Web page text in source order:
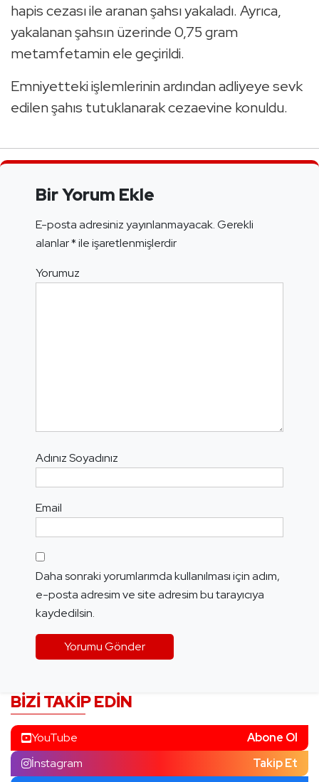
hapis cezası ile aranan şahsı yakaladı. Ayrıca,
yakalanan şahsın üzerinde 0,75 gram
metamfetamin ele geçirildi.
Emniyetteki işlemlerinin ardından adliyeye sevk
edilen şahıs tutuklanarak cezaevine konuldu.
Bir Yorum Ekle
E-posta adresiniz yayınlanmayacak.Gerekli
alanlar*ile işaretlenmişlerdir
Yorumuz
Adınız Soyadınız
Email
Daha sonraki yorumlarımda kullanılması için adım,
e-posta adresim ve site adresim bu tarayıcıya
kaydedilsin.
BIZI TAKIP EDIN
YouTube
Abone Ol
İnstagram
Takip Et